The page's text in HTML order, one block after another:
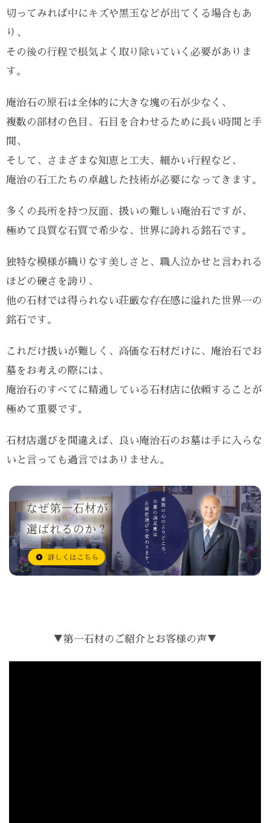
切ってみれば中にキズや黒玉などが出てくる場合もあ
り、
その後の行程で根気よく取り除いていく必要がありま
す。
庵治石の原石は全体的に大きな塊の石が少なく、
複数の部材の色目、石目を合わせるために長い時間と手
間、
そして、さまざまな知恵と工夫、細かい行程など、
庵治の石工たちの卓越した技術が必要になってきます。
多くの長所を持つ反面、扱いの難しい庵治石ですが、
極めて良質な石質で希少な、世界に誇れる銘石です。
独特な模様が織りなす美しさと、職人泣かせと言われる
ほどの硬さを誇り、
他の石材では得られない荘厳な存在感に溢れた世界一の
銘石です。
これだけ扱いが難しく、高価な石材だけに、庵治石でお
墓をお考えの際には、
庵治石のすべてに精通している石材店に依頼することが
極めて重要です。
石材店選びを間違えば、良い庵治石のお墓は手に入らな
いと言っても過言ではありません。
▼第一石材のご紹介とお客様の声▼